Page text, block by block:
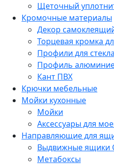
Щеточный
Кромочные материалы
Декор
Торцевая кромка
Профили для стекла
Профиль
Кант ПВХ
Крючки мебельные
Мойки кухонные
Мойки
Аксессуары для
Направляющие для
Выдвижные ящики
Метабоксы